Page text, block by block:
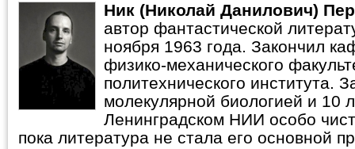
Ник (Николай Данилович)
автор фантастической
ноября 1963 года. Закончил
физико-механического
политехнического института.
молекулярной биологией и 10
Ленинградском HИИ особо
пока литература не стала его основной